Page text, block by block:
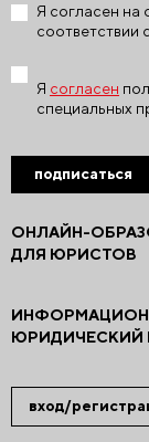
вход/
ОНЛАЙН-
ДЛЯ ЮРИСТОВ
ЮРИДИЧЕСКИЙ
Я согласен на
соответствии с
Я согласен
специальных
подписаться